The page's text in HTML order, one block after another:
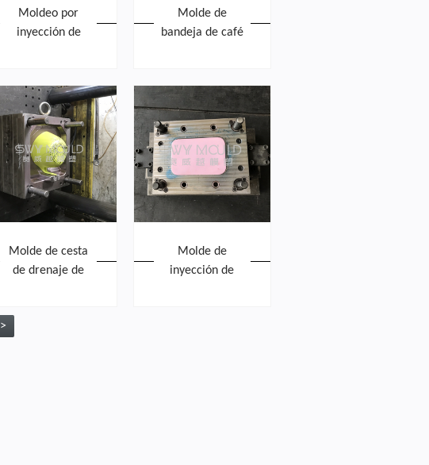
Moldeo por
inyección de
Molde de
bandeja de café
Molde de cesta
de drenaje de
Molde de
inyección de
>